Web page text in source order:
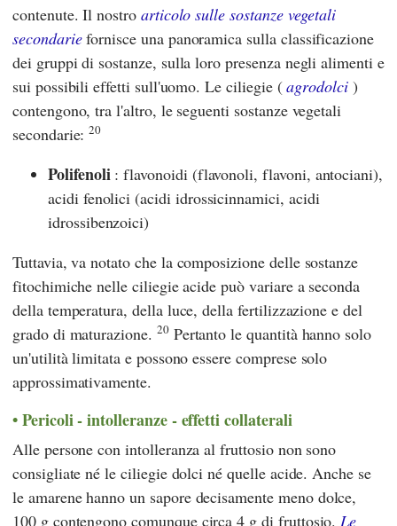
contenute. Il nostro articolo sulle sostanze vegetali
secondariefornisce una panoramica sulla classificazione
dei gruppi di sostanze, sulla loro presenza negli alimenti e
sui possibili effetti sull'uomo. Le ciliegie (agrodolci)
contengono, tra l'altro, le seguenti sostanze vegetali
secondarie:20
Polifenoli: flavonoidi (flavonoli, flavoni, antociani),
acidi fenolici (acidi idrossicinnamici, acidi
idrossibenzoici)
Tuttavia, va notato che la composizione delle sostanze
fitochimiche nelle ciliegie acide può variare a seconda
della temperatura, della luce, della fertilizzazione e del
grado di maturazione. 20Pertanto le quantità hanno solo
un'utilità limitata e possono essere comprese solo
approssimativamente.
Pericoli - intolleranze - effetti collaterali
Alle persone con intolleranza al fruttosio non sono
consigliate né le ciliegie dolci né quelle acide. Anche se
le amarene hanno un sapore decisamente meno dolce,
100 g contengono comunque circa 4 g di fruttosio. Le